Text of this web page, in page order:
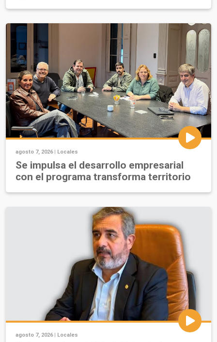
agosto 7, 2026 | Locales
Se impulsa el desarrollo empresarial
con el programa transforma territorio
agosto 7, 2026 | Locales